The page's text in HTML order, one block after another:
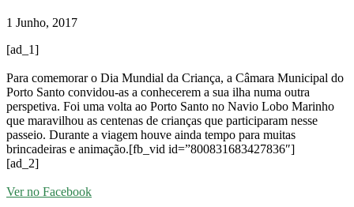
1 Junho, 2017
[ad_1]
Para comemorar o Dia Mundial da Criança, a Câmara Municipal do
Porto Santo convidou-as a conhecerem a sua ilha numa outra
perspetiva. Foi uma volta ao Porto Santo no Navio Lobo Marinho
que maravilhou as centenas de crianças que participaram nesse
passeio. Durante a viagem houve ainda tempo para muitas
brincadeiras e animação.[fb_vid id=”800831683427836″]
[ad_2]
Ver no Facebook